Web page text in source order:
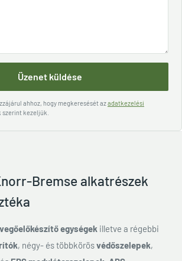
Üzenet küldése
ahhoz, hogy megkeresését azadatkezelési
kezeljük.
Bremse alkatrészek
egységek illetve a régebbi
, négy- és többkörösvédőszelepek,